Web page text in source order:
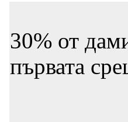
30% от
първата